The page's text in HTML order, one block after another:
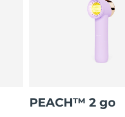
PEACH™ 2 go